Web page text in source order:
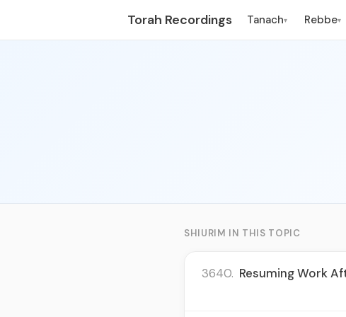
Torah Recordings Tanach▾ Rebbe▾
SHIURIM IN THIS TOPIC
3640. Resuming Work